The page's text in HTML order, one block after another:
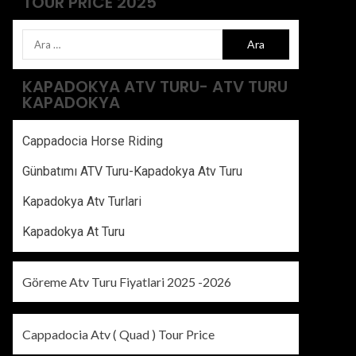
KAPADOKYA ATV TURU- ATV TURU
KAPADOKYA
Cappadocia Horse Riding
Günbatımı ATV Turu-Kapadokya Atv Turu
Kapadokya Atv Turlari
Kapadokya At Turu
Göreme Atv Turu Fiyatlari 2025 -2026
Cappadocia Atv ( Quad ) Tour Price